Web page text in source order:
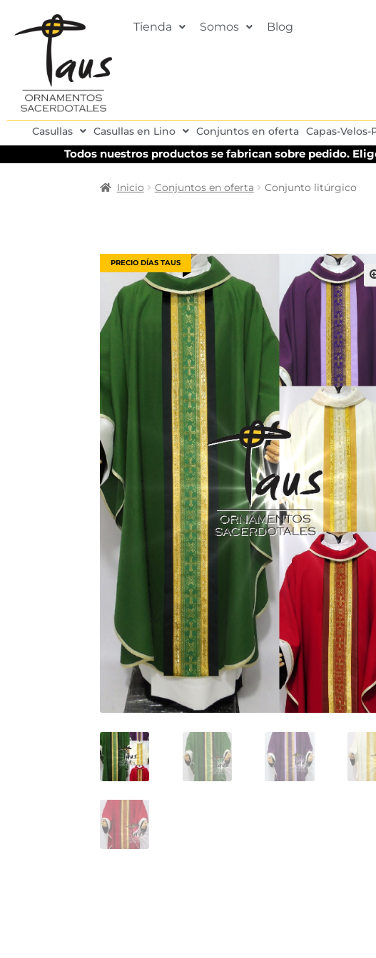
Tienda Somos Blog
Casullas Casullas en Lino Conjuntos en oferta Capas-Velos-
Todos nuestros productos se fabrican sobre pedido.
Inicio Conjuntos en oferta Conjunto litúrgico
PRECIO DÍAS TAUS